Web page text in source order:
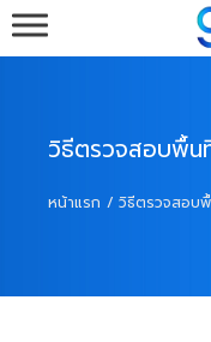
รับทำเว็บโรงแ
เว็บไ
วิธีตรวจสอบพื้น
หน้าแรก วิธีตรวจสอบ